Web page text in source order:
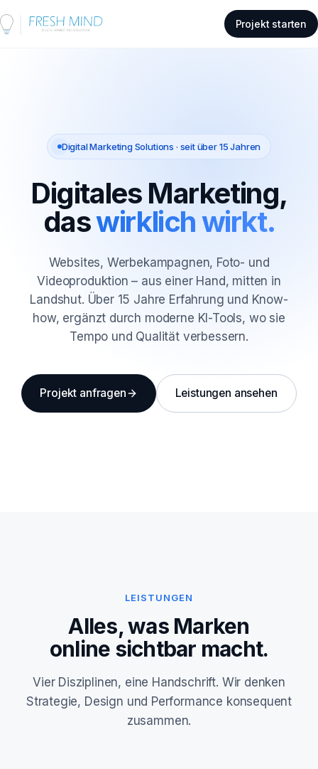
Projekt starten
Digital Marketing Solutions · seit über 15 Jahren
Digitales Marketing,
daswirklich wirkt.
Websites, Werbekampagnen, Foto- und
Videoproduktion – aus einer Hand, mitten in
Landshut. Über 15 Jahre Erfahrung und Know-
how, ergänzt durch moderne KI-Tools, wo sie
Tempo und Qualität verbessern.
Projekt anfragen Leistungen ansehen
LEISTUNGEN
Alles, was Marken
online sichtbar macht.
Vier Disziplinen, eine Handschrift. Wir denken
Strategie, Design und Performance konsequent
zusammen.